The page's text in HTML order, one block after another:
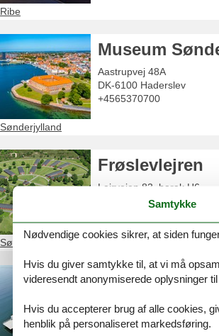
Ribe
Museum
Aastrupvej 48A
DK-6100 Haderslev
+4565370700
Sønderjylland
Frøslevlejren
Lejrvejen 83, barak H6
Padborg
Sønderjylland
Færgevej 70
DK-6430 Nordborg
+4520331507
Samtykke
Nødvendige cookies sikrer, at siden
Hvis du giver samtykke til, at vi må
videresendt anonymiserede oplysninger
Hvis du accepterer brug af alle cookies,
henblik på personaliseret markedsføring.